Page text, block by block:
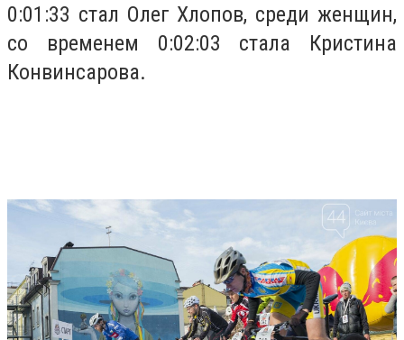
0:01:33 стал Олег Хлопов, среди женщин,
со временем 0:02:03 стала Кристина
Конвинсарова.